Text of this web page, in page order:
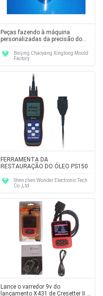
Peças fazendo à máquina
personalizadas da precisão do
OEM SKD11 50*110mm usadas
perfurando as peças
Beijing Chaoyang Xinglong Mould
Factory
FERRAMENTA DA
RESTAURAÇÃO DO ÓLEO PS150
Shenzhen Wonder Electronic Tech
Co.,Ltd
Lance o varredor 9v do
lançamento X431 de Cresetter II -